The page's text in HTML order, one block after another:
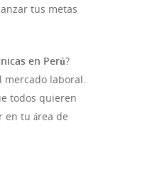
tus metas
en Perú?
mercado laboral.
todos quieren
en tu área de